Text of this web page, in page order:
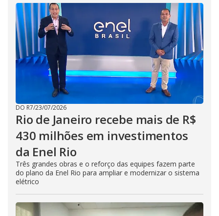
DO R7/23/07/2026
Rio de Janeiro recebe mais de R$
430 milhões em investimentos
da Enel Rio
Três grandes obras e o reforço das equipes fazem parte
do plano da Enel Rio para ampliar e modernizar o sistema
elétrico